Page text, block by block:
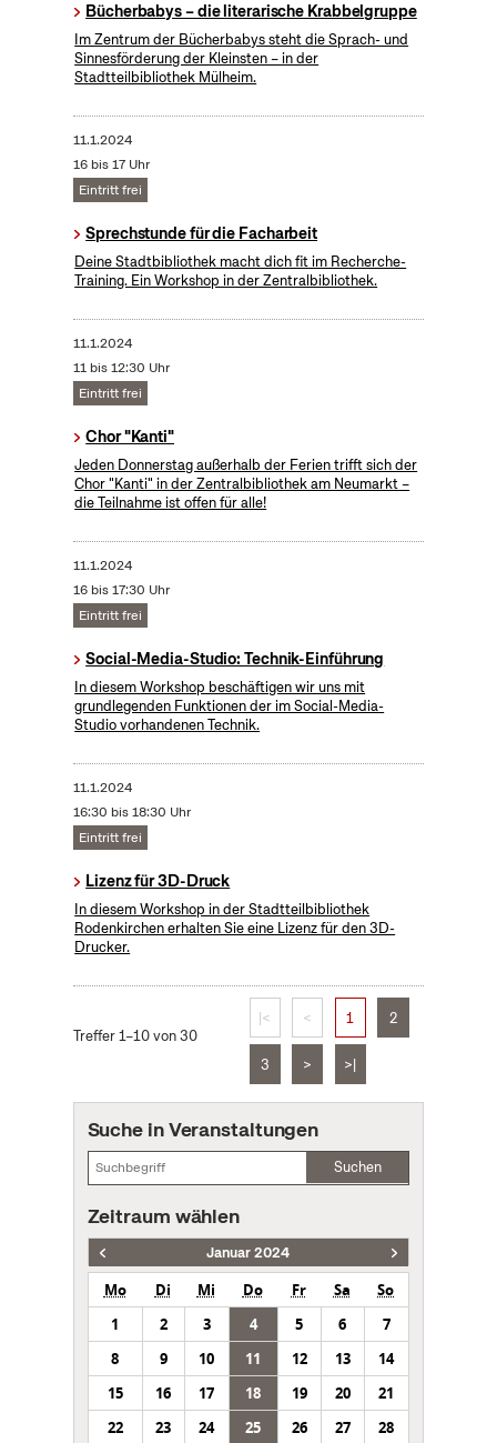
Bücherbabys – die literarische Krabbelgruppe
Im Zentrum der Bücherbabys steht die Sprach- und
Sinnesförderung der Kleinsten – in der
Stadtteilbibliothek Mülheim.
11.1.2024
16 bis 17 Uhr
Eintritt frei
Sprechstunde für die Facharbeit
Deine Stadtbibliothek macht dich fit im Recherche-
Training. Ein Workshop in der Zentralbibliothek.
11.1.2024
11 bis 12:30 Uhr
Eintritt frei
Chor "Kanti"
Jeden Donnerstag außerhalb der Ferien trifft sich der
Chor "Kanti" in der Zentralbibliothek am Neumarkt –
die Teilnahme ist offen für alle!
11.1.2024
16 bis 17:30 Uhr
Eintritt frei
Social-Media-Studio: Technik-Einführung
In diesem Workshop beschäftigen wir uns mit
grundlegenden Funktionen der im Social-Media-
Studio vorhandenen Technik.
11.1.2024
16:30 bis 18:30 Uhr
Eintritt frei
Lizenz für 3D-Druck
In diesem Workshop in der Stadtteilbibliothek
Rodenkirchen erhalten Sie eine Lizenz für den 3D-
Drucker.
Treffer 1–10 von 30
|< < 1 2
3 > >|
Suche in Veranstaltungen
Suchen
Zeitraum wählen
Januar 2024
Mo Di Mi Do Fr Sa
So
1
2 3 4 5 6
7
8
9 10 11 12 13
14
15
16 17 18 19 20
21
22
23 24 25 26 27
28